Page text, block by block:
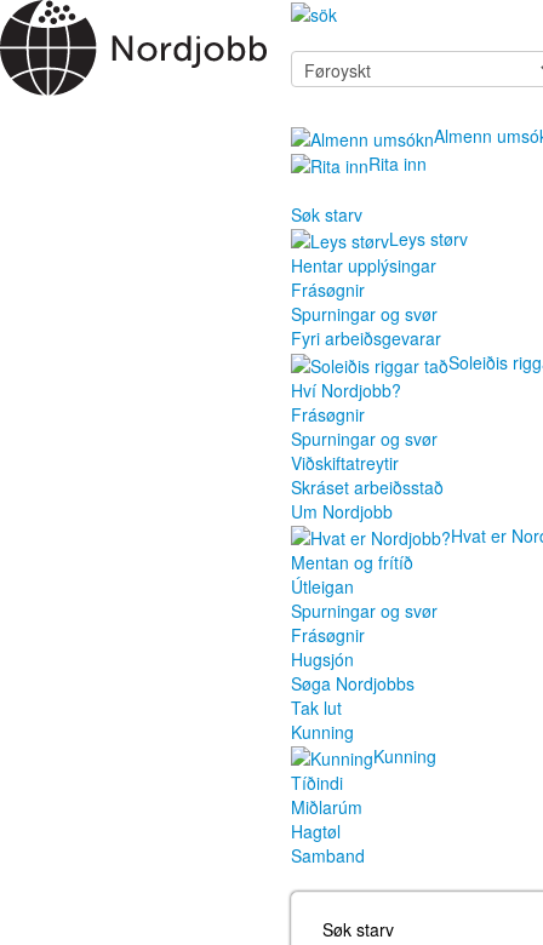
Almenn
Rita inn
Søk starv
Leys størv
Hentar upplýsingar
Frásøgnir
Spurningar og svør
Fyri arbeiðsgevarar
Soleiðis
Hví Nordjobb?
Frásøgnir
Spurningar og svør
Viðskiftatreytir
Skráset arbeiðsstað
Um Nordjobb
Hvat er
Mentan og frítíð
Útleigan
Spurningar og svør
Frásøgnir
Hugsjón
Søga Nordjobbs
Tak lut
Kunning
Kunning
Tíðindi
Miðlarúm
Hagtøl
Samband
Søk starv